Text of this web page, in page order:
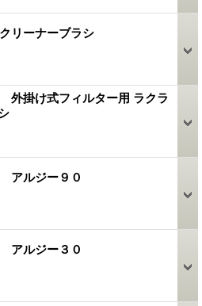
リーナーブラシ
外掛け式フィルター用 ラクラ
アルジー９０
アルジー３０